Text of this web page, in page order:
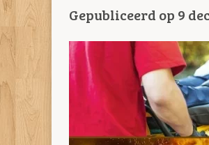
Gepubliceerd op 9